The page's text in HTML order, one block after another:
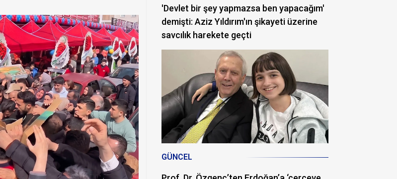
'Devlet bir şey yapmazsa ben yapacağım'
demişti: Aziz Yıldırım'ın şikayeti üzerine
savcılık harekete geçti
GÜNCEL